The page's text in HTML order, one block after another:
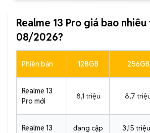
Realme 13 Pro giá bao
08/2026?
Phiên bản 128GB 256GB
Realme 13
Pro mới
8,1 triệu 8,7
Realme 13
đang cập
3,15